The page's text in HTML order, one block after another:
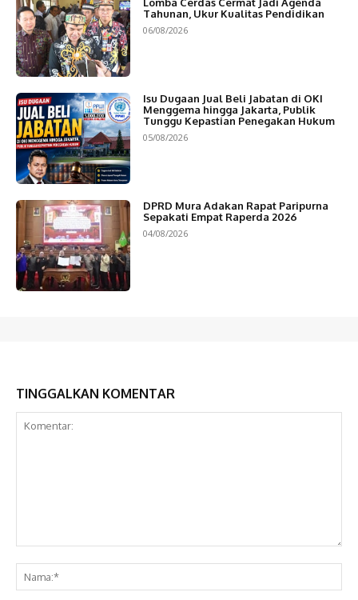
Tahunan, Ukur Kualitas Pendidikan
06/08/2026
Isu Dugaan Jual Beli Jabatan di OKI
Menggema hingga Jakarta, Publik
Tunggu Kepastian Penegakan Hukum
05/08/2026
DPRD Mura Adakan Rapat Paripurna
Sepakati Empat Raperda 2026
04/08/2026
TINGGALKAN KOMENTAR